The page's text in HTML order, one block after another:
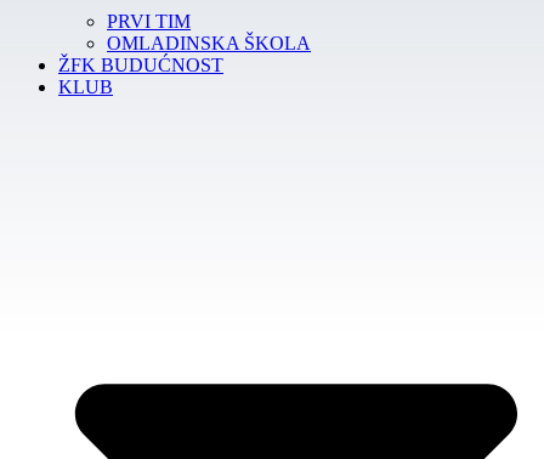
PRVI TIM
OMLADINSKA ŠKOLA
ŽFK BUDUĆNOST
KLUB